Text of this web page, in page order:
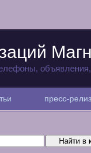
пресс-